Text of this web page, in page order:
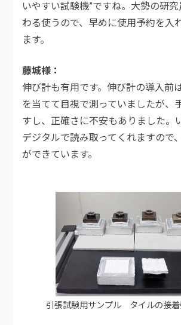
いやすい試験機”ですね。大勢の研
わる使うので、早めに使用予約を入
ます。
藤城様
伸び計も有用です。伸び計の導入前
を当てて目視で測っていましたが、
すし、正確さに不安もありました。
デジタルで読み取ってくれますので
ができています。
引張試験用サンプル タイルの接着